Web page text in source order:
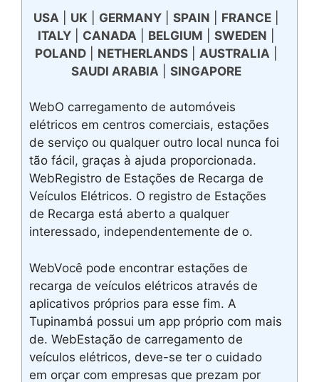
USA UK GERMANY| SPAIN FRANCE|
ITALY| CANADA BELGIUM SWEDEN
POLAND| NETHERLANDS| AUSTRALIA
SAUDI ARABIA
SINGAPORE
WebO carregamento de automóveis
elétricos em centros comerciais, estações
de serviço ou qualquer outro local nunca foi
tão fácil, graças à ajuda proporcionada.
WebRegistro de Estações de Recarga de
Veículos Elétricos. O registro de Estações
de Recarga está aberto a qualquer
interessado, independentemente de o.
WebVocê pode encontrar estações de
recarga de veículos elétricos através de
aplicativos próprios para esse fim. A
Tupinambá possui um app próprio com mais
de. WebEstação de carregamento de
veículos elétricos, deve-se ter o cuidado
em orçar com empresas que prezam por